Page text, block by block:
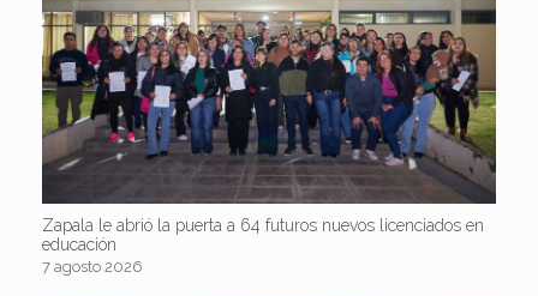
Zapala le abrió la puerta a 64 futuros nuevos licenciados en
educación
7 agosto 2026